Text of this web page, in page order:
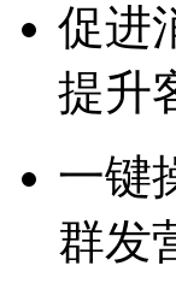
促进
提升
一键
群发